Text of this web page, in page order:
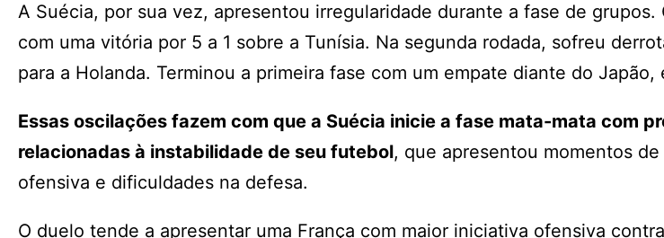
A Suécia, por sua vez, apresentou irregularidade durante a fase de grupos.
com uma vitória por 5 a 1 sobre a Tunísia. Na segunda rodada, sofreu
para a Holanda. Terminou a primeira fase com um empate diante do Japão,
Essas oscilações fazem com que a Suécia inicie a fase mata-mata com
relacionadas à instabilidade de seu futebol, que apresentou momentos
ofensiva e dificuldades na defesa.
O duelo tende a apresentar uma França com maior iniciativa ofensiva